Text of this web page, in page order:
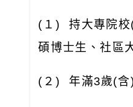
( １ )持大專院校
碩博士生、社區
( ２ )年滿3歲(含